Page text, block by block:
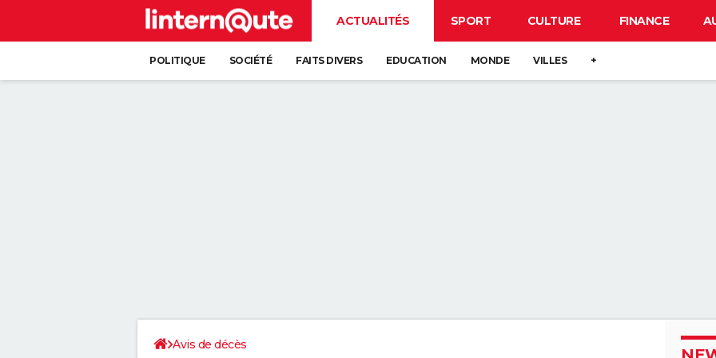
ACTUALITÉS SPORT CULTURE FINANCE
POLITIQUE SOCIÉTÉ FAITS DIVERS EDUCATION MONDE VILLES +
Avis de décès